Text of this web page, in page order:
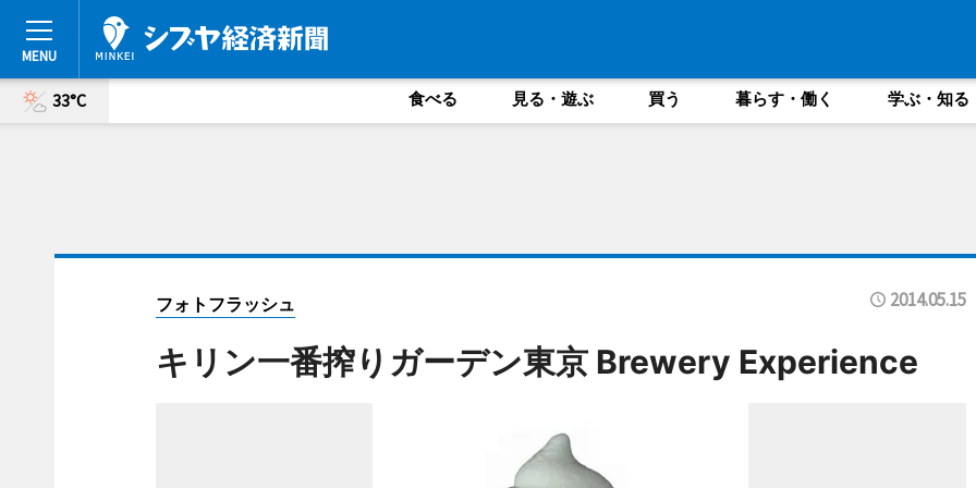
33°C 食べる 見る・遊ぶ 買う 暮らす・働く 学ぶ・知る
フォトフラッシュ 2014.05.15
キリン一番搾りガーデン東京 Brewery Experience